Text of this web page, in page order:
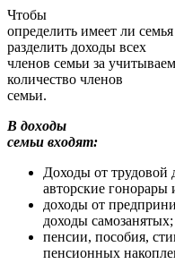
Чтобы
определить имеет ли
разделить доходы всех
членов семьи за
количество членов
семьи.
В доходы
семьи входят:
Доходы от трудовой
авторские гонорары
доходы от
доходы самозанятых;
пенсии, пособия,
пенсионных